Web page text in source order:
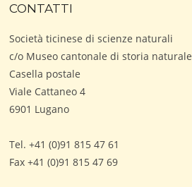
CONTATTI
Società ticinese di scienze naturali
c/o Museo cantonale di storia naturale
Casella postale
Viale Cattaneo 4
6901 Lugano
Tel. +41 (0)91 815 47 61
Fax +41 (0)91 815 47 69